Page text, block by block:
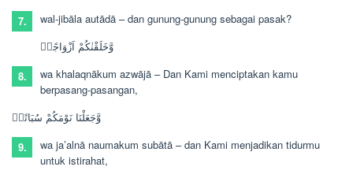
7.
wal-jibāla autādā –dan gunung-gunung sebagai pasak?
وَّخَلَقْنٰكُمْ اَزْوَاجًاۙ
8.
wa khalaqnākum azwājā – Dan Kami menciptakan kamu
berpasang-pasangan,
وَّجَعَلْنَا نَوْمَكُمْ سُبَاتًاۙ
9.
wa ja’alnā naumakum subātā –dan Kami menjadikan tidurmu
untuk istirahat,